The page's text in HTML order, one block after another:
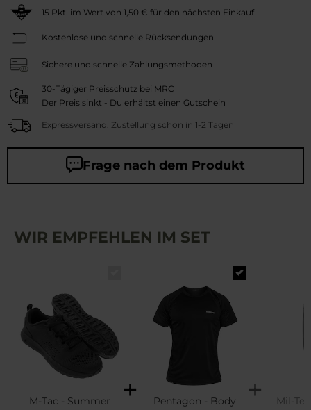
15 Pkt. im Wert von 1,50 € für den nächsten Einkauf
Kostenlose und schnelle Rücksendungen
Sichere und schnelle Zahlungsmethoden
30-Tägiger Preisschutz bei MRC
Der Preis sinkt - Du erhältst einen Gutschein
Expressversand. Zustellung schon in 1-2 Tagen
Frage nach dem Produkt
WIR EMPFEHLEN IM SET
M-Tac - Summer
Pentagon - Body
Mil-